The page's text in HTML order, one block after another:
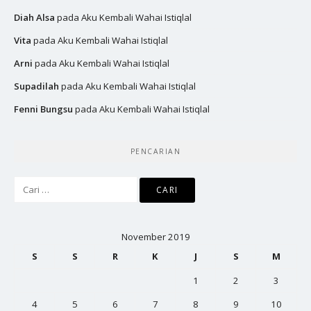
Diah Alsa pada Aku Kembali Wahai Istiqlal
Vita pada Aku Kembali Wahai Istiqlal
Arni pada Aku Kembali Wahai Istiqlal
Supadilah pada Aku Kembali Wahai Istiqlal
Fenni Bungsu pada Aku Kembali Wahai Istiqlal
PENCARIAN
November 2019
S
S R K J S
M
1
2
3
4
5 6 7 8 9
10